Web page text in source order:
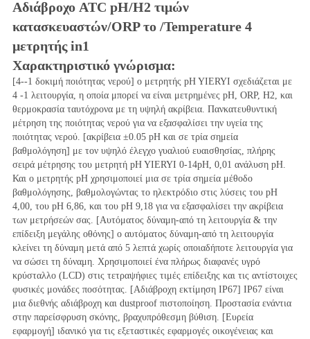
Αδιάβροχο ATC pH/H2 τιμών
κατασκευαστών/ORP το /Temperature 4
μετρητής in1
Χαρακτηριστικό γνώρισμα:
[4--1 δοκιμή ποιότητας νερού] ο μετρητής pH YIERYI σχεδιάζεται με
4 -1 λειτουργία, η οποία μπορεί να είναι μετρημένες pH, ORP, H2, και
θερμοκρασία ταυτόχρονα με τη υψηλή ακρίβεια. Πανκατευθυντική
μέτρηση της ποιότητας νερού για να εξασφαλίσει την υγεία της
ποιότητας νερού. [ακρίβεια ±0.05 pH και σε τρία σημεία
βαθμολόγηση] με τον υψηλό έλεγχο γυαλιού ευαισθησίας, πλήρης
σειρά μέτρησης του μετρητή pH YIERYI 0-14pH, 0,01 ανάλυση pH.
Και ο μετρητής pH χρησιμοποιεί μια σε τρία σημεία μέθοδο
βαθμολόγησης, βαθμολογώντας το ηλεκτρόδιο στις λύσεις του pH
4,00, του pH 6,86, και του pH 9,18 για να εξασφαλίσει την ακρίβεια
των μετρήσεών σας. [Αυτόματος δύναμη-από τη λειτουργία & την
επίδειξη μεγάλης οθόνης] ο αυτόματος δύναμη-από τη λειτουργία
κλείνει τη δύναμη μετά από 5 λεπτά χωρίς οποιαδήποτε λειτουργία για
να σώσει τη δύναμη. Χρησιμοποιεί ένα πλήρως διαφανές υγρό
κρύσταλλο (LCD) στις τετραψήφιες τιμές επίδειξης και τις αντίστοιχες
φυσικές μονάδες ποσότητας. [Αδιάβροχη εκτίμηση IP67] IP67 είναι
μια διεθνής αδιάβροχη και dustproof πιστοποίηση. Προστασία ενάντια
στην παρείσφρυση σκόνης, βραχυπρόθεσμη βύθιση. [Ευρεία
εφαρμογή] ιδανικό για τις εξεταστικές εφαρμογές οικογένειας και